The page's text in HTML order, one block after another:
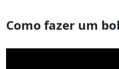
Como fazer um